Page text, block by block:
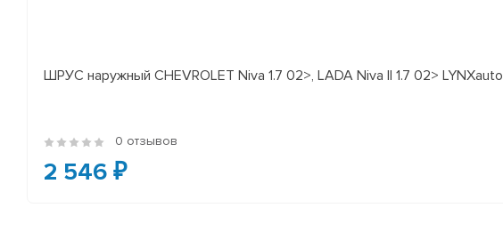
ШРУС наружный CHEVROLET Niva 1.7 02>, LADA Niva II 1.7 02> LYNXauto
0 отзывов
2 546 ₽